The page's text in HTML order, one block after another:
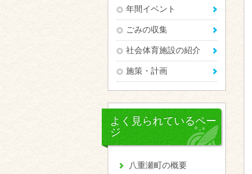
年間イベント
ごみの収集
社会体育施設の紹介
施策・計画
よく見られているペー
ジ
八重瀬町の概要